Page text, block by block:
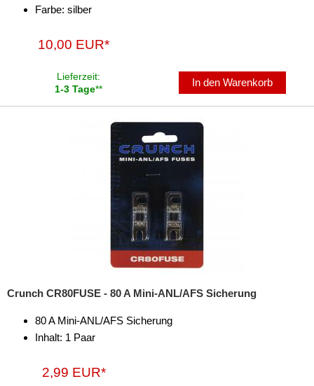
Mini
Sicherungshalter
Spannungswandler
Werkstatt
Farbe: silber
10,00 EUR*
Lieferzeit:
1-3 Tage**
In den Warenkorb
Crunch CR80FUSE - 80 A Mini-ANL/AFS Sicherung
80 A Mini-ANL/AFS Sicherung
Inhalt: 1 Paar
2,99 EUR*